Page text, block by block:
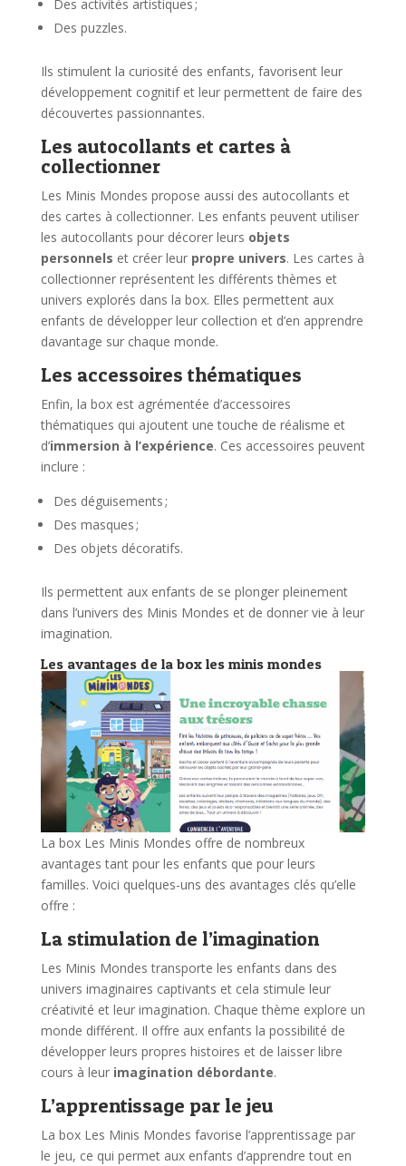
Des activités artistiques ;
Des puzzles.
Ils stimulent la curiosité des enfants, favorisent leur
développement cognitif et leur permettent de faire des
découvertes passionnantes.
Les autocollants et cartes à
collectionner
Les Minis Mondes propose aussi des autocollants et
des cartes à collectionner. Les enfants peuvent utiliser
les autocollants pour décorer leurs objets
personnels et créer leurpropre univers. Les cartes à
collectionner représentent les différents thèmes et
univers explorés dans la box. Elles permettent aux
enfants de développer leur collection et d’en apprendre
davantage sur chaque monde.
Les accessoires thématiques
Enfin, la box est agrémentée d’accessoires
thématiques qui ajoutent une touche de réalisme et
d’immersion à l’expérience. Ces accessoires peuvent
inclure :
Des déguisements ;
Des masques ;
Des objets décoratifs.
Ils permettent aux enfants de se plonger pleinement
dans l’univers des Minis Mondes et de donner vie à leur
imagination.
Les avantages de la box les minis mondes
La box Les Minis Mondes offre de nombreux
avantages tant pour les enfants que pour leurs
familles. Voici quelques-uns des avantages clés qu’elle
offre :
La stimulation de l’imagination
Les Minis Mondes transporte les enfants dans des
univers imaginaires captivants et cela stimule leur
créativité et leur imagination. Chaque thème explore un
monde différent. Il offre aux enfants la possibilité de
développer leurs propres histoires et de laisser libre
cours à leur imagination débordante.
L’apprentissage par le jeu
La box Les Minis Mondes favorise l’apprentissage par
le jeu, ce qui permet aux enfants d’apprendre tout en